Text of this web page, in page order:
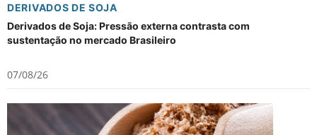
DERIVADOS DE SOJA
Derivados de Soja: Pressão externa contrasta com
sustentação no mercado Brasileiro
07/08/26